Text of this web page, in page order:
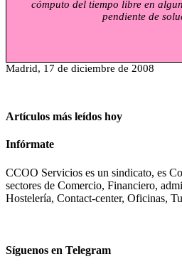
cómputo del tiempo libre en
pendiente de
Madrid, 17 de diciembre de 2008
Artículos más leídos hoy
Infórmate
CCOO Servicios es un sindicato, es
sectores de Comercio, Financiero,
Hostelería, Contact-center, Oficinas,
Síguenos en Telegram